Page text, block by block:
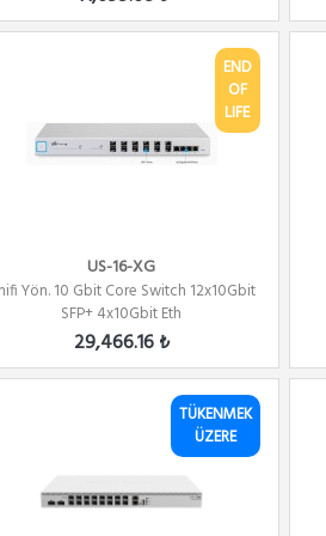
END
OF
LIFE
US-16-XG
Yön. 10 Gbit Core Switch 12x10Gbit
SFP+ 4x10Gbit Eth
29,466.16 ₺
TÜKENMEK
ÜZERE